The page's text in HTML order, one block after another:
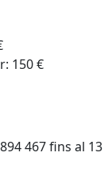
150 €
467 fins al 13